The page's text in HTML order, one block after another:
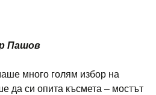
Пашов
много голям избор на
да си опита късмета – мостът